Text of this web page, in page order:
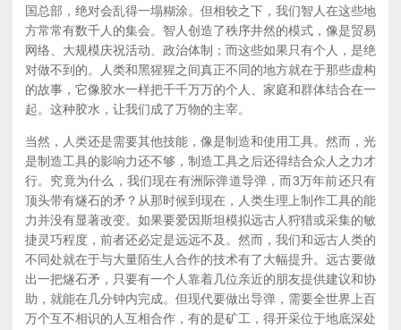
国总部，绝对会乱得一塌糊涂。但相较之下，我们智人在这些地
方常常有数千人的集会。智人创造了秩序井然的模式，像是贸易
网络、大规模庆祝活动、政治体制；而这些如果只有个人，是绝
对做不到的。人类和黑猩猩之间真正不同的地方就在于那些虚构
的故事，它像胶水一样把千千万万的个人、家庭和群体结合在一
起。这种胶水，让我们成了万物的主宰。
当然，人类还是需要其他技能，像是制造和使用工具。然而，光
是制造工具的影响力还不够，制造工具之后还得结合众人之力才
行。究竟为什么，我们现在有洲际弹道导弹，而3万年前还只有
顶头带有燧石的矛？从那时候到现在，人类生理上制作工具的能
力并没有显著改变。如果要爱因斯坦模拟远古人狩猎或采集的敏
捷灵巧程度，前者还必定是远远不及。然而，我们和远古人类的
不同处就在于与大量陌生人合作的技术有了大幅提升。远古要做
出一把燧石矛，只要有一个人靠着几位亲近的朋友提供建议和协
助，就能在几分钟内完成。但现代要做出导弹，需要全世界上百
万个互不相识的人互相合作，有的是矿工，得开采位于地底深处